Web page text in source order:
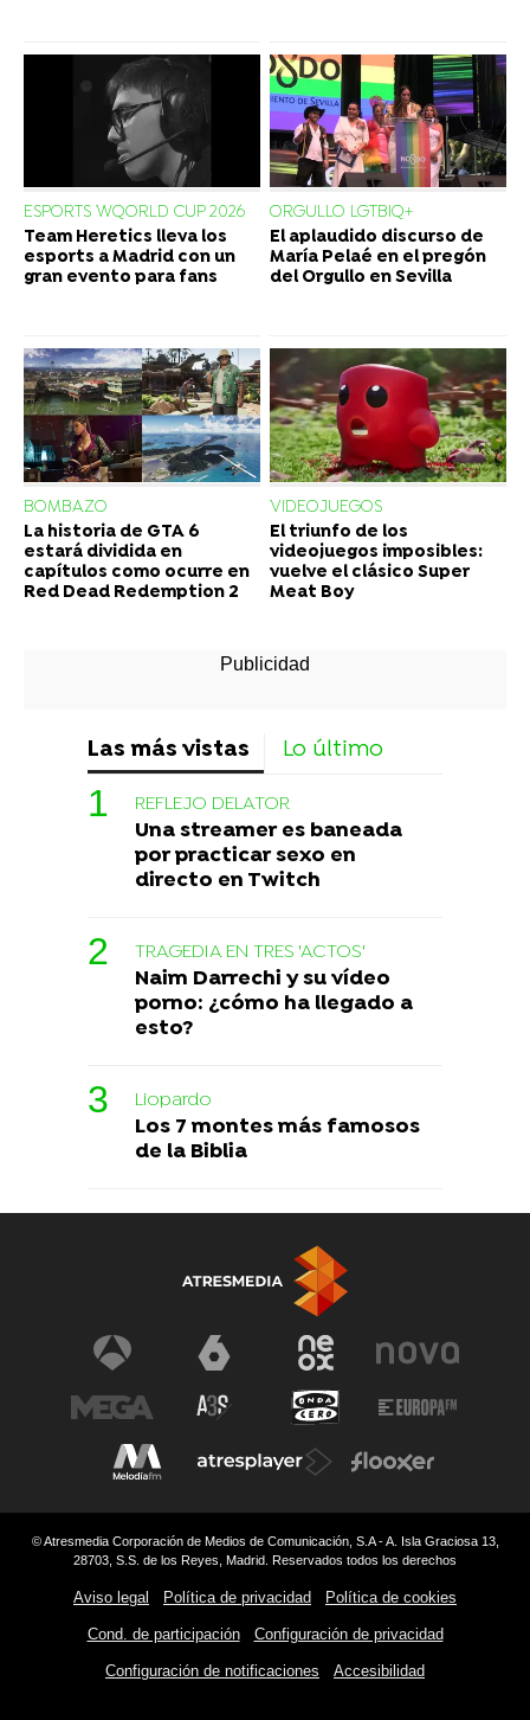
ESPORTS WQORLD CUP 2026
Team Heretics lleva los
esports a Madrid con un
gran evento para fans
ORGULLO LGTBIQ+
El aplaudido discurso de
María Pelaé en el pregón
del Orgullo en Sevilla
BOMBAZO
La historia de GTA 6
estará dividida en
capítulos como ocurre en
Red Dead Redemption 2
VIDEOJUEGOS
El triunfo de los
videojuegos imposibles:
vuelve el clásico Super
Meat Boy
Las más vistas Lo último
REFLEJO DELATOR
Una streamer es baneada
por practicar sexo en
directo en Twitch
TRAGEDIA EN TRES 'ACTOS'
Naim Darrechi y su vídeo
porno: ¿cómo ha llegado a
esto?
Liopardo
Los 7 montes más famosos
de la Biblia
© Atresmedia Corporación de Medios de Comunicación, S.A - A. Isla Graciosa 13,
28703, S.S. de los Reyes, Madrid. Reservados todos los derechos
Aviso legal Política de privacidad Política de cookies
Cond. de participación Configuración de privacidad
Configuración de notificaciones Accesibilidad